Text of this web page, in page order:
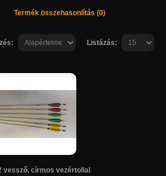
Termék összehasonlítás (0)
Listázás:
vessző, círmos vezértollal